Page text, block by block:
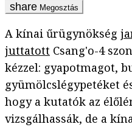
Megosztás
A kínai űrügynökség
juttatott Csang'o-4
kézzel: gyapotmagot,
gyümölcslégypetéket
hogy a kutatók az
vizsgálhassák, de a